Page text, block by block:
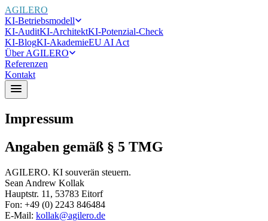
AGILERO
KI-Betriebsmodell
KI-AuditKI-ArchitektKI-Potenzial-Check
KI-BlogKI-AkademieEU AI Act
Über AGILERO
Referenzen
Kontakt
Impressum
Angaben gemäß § 5 TMG
AGILERO. KI souverän steuern.
Sean Andrew Kollak
Hauptstr. 11, 53783 Eitorf
Fon: +49 (0) 2243 846484
E-Mail: kollak@agilero.de